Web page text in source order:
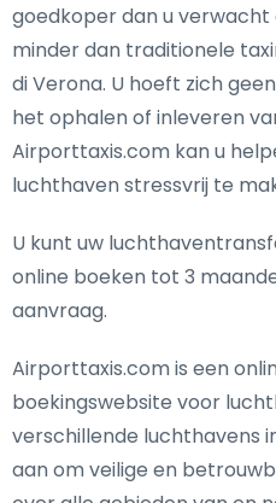
goedkoper dan u verwacht
minder dan traditionele
di Verona. U hoeft zich
het ophalen of inleveren
Airporttaxis.com kan u
luchthaven stressvrij te
U kunt uw
online boeken tot 3
aanvraag.
Airporttaxis.com is een
boekingswebsite voor
verschillende luchthavens
aan om veilige en